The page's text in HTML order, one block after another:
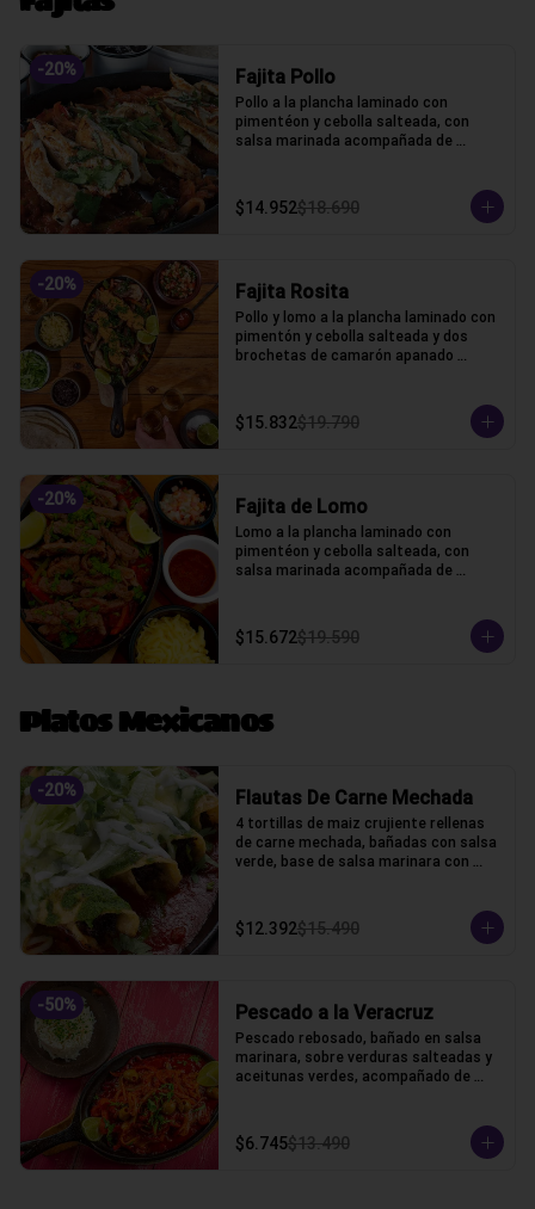
-20% Fajita Pollo
Pollo a la plancha laminado con
pimentéon y cebolla salteada, con
salsa marinada acompañada de
$14.952$18.690
-20% Fajita Rosita
Pollo y lomo a la plancha laminado con
pimentón y cebolla salteada y dos
brochetas de camarón apanado
trigo.
$15.832$19.790
-20% Fajita de Lomo
Lomo a la plancha laminado con
pimentéon y cebolla salteada, con
salsa marinada acompañada de
$15.672$19.590
Platos Mexicanos
-20% Flautas De Carne Mechada
4 tortillas de maiz crujiente rellenas
de carne mechada, bañadas con salsa
verde, base de salsa marinara con
$12.392$15.490
-50% Pescado a la Veracruz
Pescado rebosado, bañado en salsa
marinara, sobre verduras salteadas y
aceitunas verdes, acompañado de
$6.745$13.490